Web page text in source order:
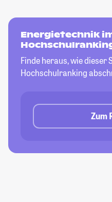
Energietechnik
Finde heraus, wie dieser
Hochschulranking
Zum